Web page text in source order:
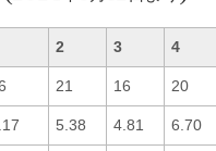
2 3 4
21 16 20
5.38 4.81 6.70